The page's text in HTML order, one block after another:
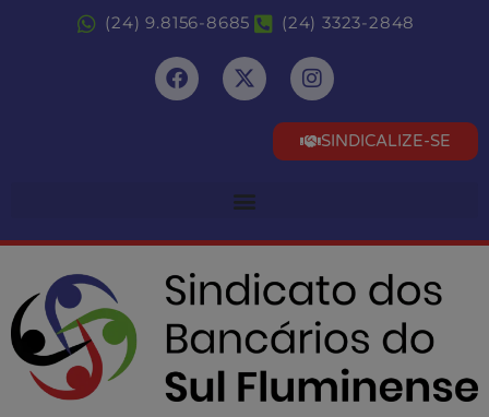
(24) 9.8156-8685 (24) 3323-2848
SINDICALIZE-SE